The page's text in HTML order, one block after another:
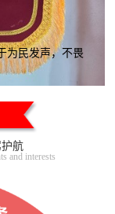
为民发声，不畏
航
and interests